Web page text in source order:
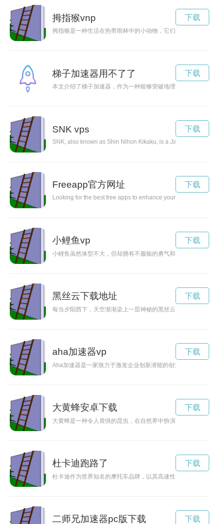
拇指猴vnp
拇指猴是一种生活在热带雨林中的小动物，它们灵活活泼，喜欢
下载
梯子加速器用不了了
本文介绍了梯子加速器，作为一种能够突破地理限制，提供高速
下载
SNK vps
SNK, also known as Shin Nihon Kikaku, is a Japanese video
下载
Freeapp官方网址
Looking for the best free apps to enhance your device
下载
小鲤鱼vp
小鲤鱼虽然体型不大，但却拥有不服输的勇气和不断努力的精
下载
黑丝云下载地址
每当夕阳西下，天空渐渐染上一层神秘的黑丝云，仿佛是大自
下载
aha加速器vp
Aha加速器是一家致力于激发企业创新潜能的创业加速器，通
下载
大黄蜂安卓下载
大黄蜂是一种令人畏惧的昆虫，在自然界中扮演着重要的角色
下载
杜卡迪跑路了
杜卡迪作为世界知名的摩托车品牌，以其高速性能和充满激情
下载
二师兄加速器pc版下载 下载